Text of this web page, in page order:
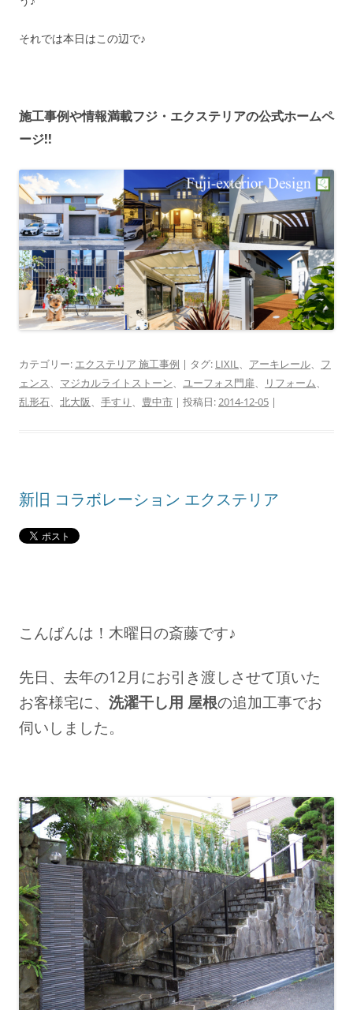
それでは本日はこの辺で♪
施工事例や情報満載フジ・エクステリアの公式ホームペ
ージ!!
カテゴリー: エクステリア 施工事例 | タグ: LIXIL、 アーキレール、 フ
ェンス、 マジカルライトストーン、 ユーフォス門扉、 リフォーム、
乱形石、 北大阪、 手すり 、 豊中市 | 投稿日:2014-12-05 |
新旧 コラボレーション エクステリア
こんばんは！ 木曜日の斎藤です♪
先日、去年の12月にお引き渡しさせて頂いた
お客様宅に、 洗濯干し用 屋根の追加工事でお
伺いしました。